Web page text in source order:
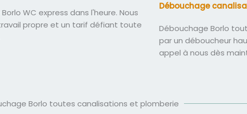
WC express dans l'heure. Nous
propre et un tarif défiant toute
Débouchage
Débouchage Borlo
par un déboucheur
appel à nous dès
Borlo toutes canalisations et plomberie